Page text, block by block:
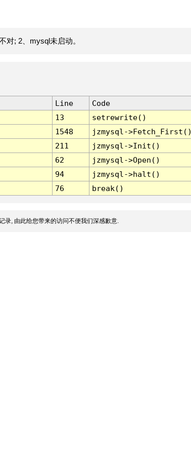
对; 2、mysql未启动。
Line
Code
13
setrewrite()
1548
jzmysql-
211
jzmysql->Init()
62
jzmysql->Open()
94
jzmysql->halt()
76 break()
录, 由此给您带来的访问不便我们深感歉意.